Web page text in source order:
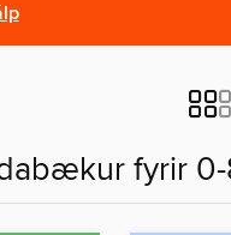
fyrir 0-